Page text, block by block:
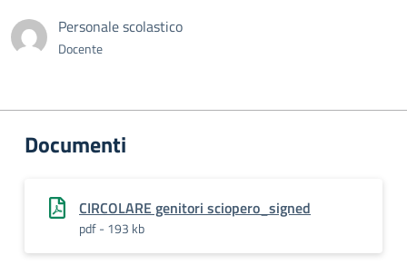
Personale scolastico
Docente
Documenti
CIRCOLARE genitori sciopero_signed
pdf - 193 kb